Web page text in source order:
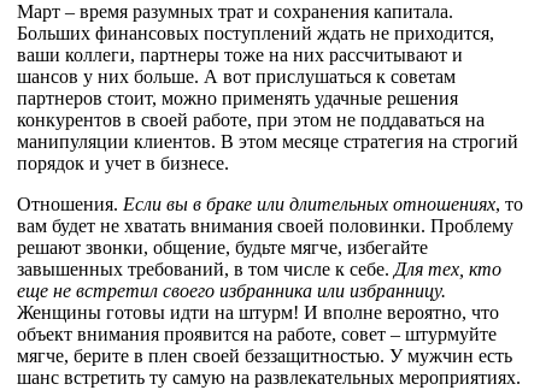
Март – время разумных трат и сохранения капитала.
Больших финансовых поступлений ждать не приходится,
ваши коллеги, партнеры тоже на них рассчитывают и
шансов у них больше. А вот прислушаться к советам
партнеров стоит, можно применять удачные решения
конкурентов в своей работе, при этом не поддаваться на
манипуляции клиентов. В этом месяце стратегия на строгий
порядок и учет в бизнесе.
Отношения. Если вы в браке или длительных отношениях, то
вам будет не хватать внимания своей половинки. Проблему
решают звонки, общение, будьте мягче, избегайте
завышенных требований, в том числе к себе. Для тех, кто
еще не встретил своего избранника или избранницу.
Женщины готовы идти на штурм! И вполне вероятно, что
объект внимания проявится на работе, совет – штурмуйте
мягче, берите в плен своей беззащитностью. У мужчин есть
шанс встретить ту самую на развлекательных мероприятиях.